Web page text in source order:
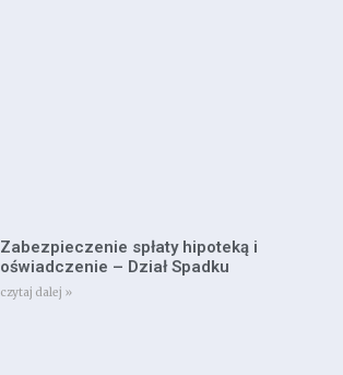
Zabezpieczenie spłaty hipoteką i
oświadczenie – Dział Spadku
czytaj dalej »